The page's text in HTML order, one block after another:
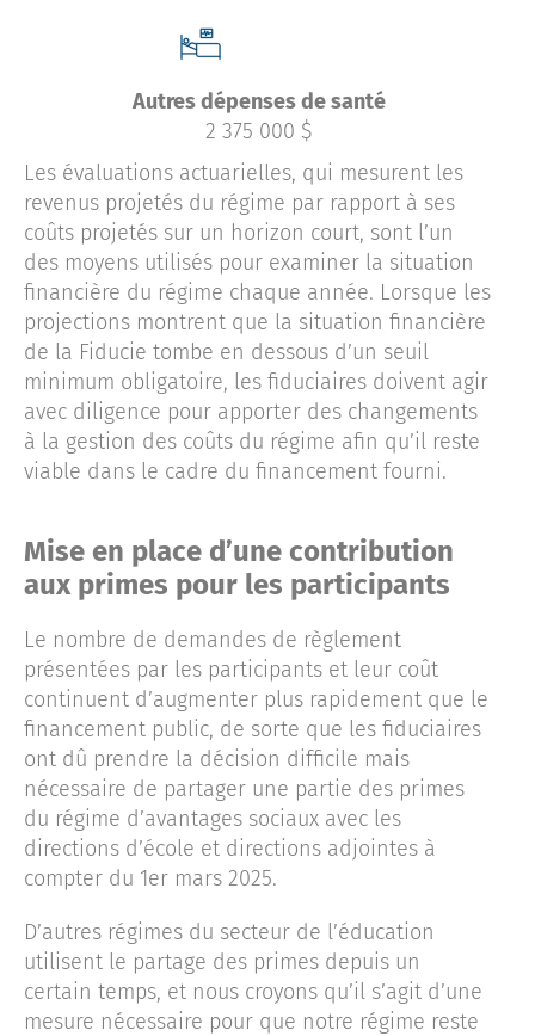
Autres dépenses de santé
2 375 000 $
Les évaluations actuarielles, qui mesurent les
revenus projetés du régime par rapport à ses
coûts projetés sur un horizon court, sont l’un
des moyens utilisés pour examiner la situation
financière du régime chaque année. Lorsque les
projections montrent que la situation financière
de la Fiducie tombe en dessous d’un seuil
minimum obligatoire, les fiduciaires doivent agir
avec diligence pour apporter des changements
à la gestion des coûts du régime afin qu’il reste
viable dans le cadre du financement fourni.
Mise en place d’une contribution
aux primes pour les participants
Le nombre de demandes de règlement
présentées par les participants et leur coût
continuent d’augmenter plus rapidement que le
financement public, de sorte que les fiduciaires
ont dû prendre la décision difficile mais
nécessaire de partager une partie des primes
du régime d’avantages sociaux avec les
directions d’école et directions adjointes à
compter du 1er mars 2025.
D’autres régimes du secteur de l’éducation
utilisent le partage des primes depuis un
certain temps, et nous croyons qu’il s’agit d’une
mesure nécessaire pour que notre régime reste